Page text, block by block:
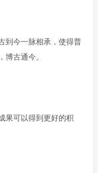
到今一脉相承，使得普
古通今。
果可以得到更好的积